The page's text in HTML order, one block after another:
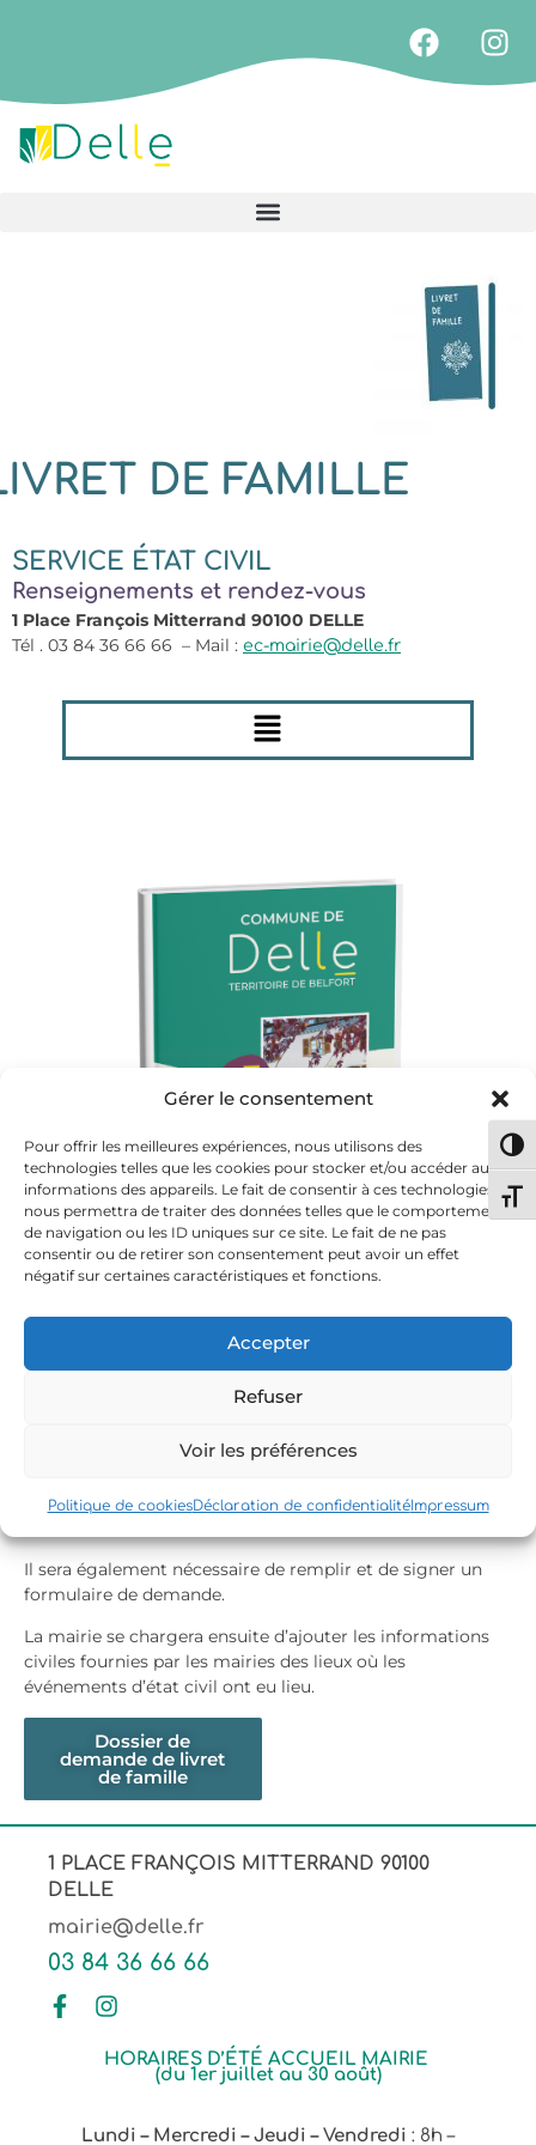
Gérer le consentement
Pour offrir les meilleures expériences, nous utilisons des
technologies telles que les cookies pour stocker et/ou accéder aux
informations des appareils. Le fait de consentir à ces technologies
nous permettra de traiter des données telles que le comportement
de navigation ou les ID uniques sur ce site. Le fait de ne pas
consentir ou de retirer son consentement peut avoir un effet
négatif sur certaines caractéristiques et fonctions.
Accepter
Refuser
Voir les préférences
Politique de cookiesDéclaration de confidentialitéImpressum
DE FAMILLE
SERVICE ÉTAT CIVIL
Renseignements et rendez-vous
1 Place François Mitterrand 90100 DELLE
Tél . 03 84 36 66 66 – Mail : ec-mairie@delle.fr
Pour obtenir un duplicata de livret de famille ou un livret
de famille pour des parents célibataires, il convient de se
informations relatives aux événements à inscrire sur le
divorce, ainsi que les noms, prénoms, dates et lieux de
Il sera également nécessaire de remplir et de signer un
formulaire de demande.
La mairie se chargera ensuite d’ajouter les informations
civiles fournies par les mairies des lieux où les
événements d’état civil ont eu lieu.
Dossier de
demande de livret
de famille
1 PLACE FRANÇOIS MITTERRAND 90100
DELLE
mairie@delle.fr
03 84 36 66 66
HORAIRES D’ÉTÉ ACCUEIL MAIRIE
(du 1er juillet au 30 août)
Lundi – Mercredi – Jeudi – Vendredi : 8h –